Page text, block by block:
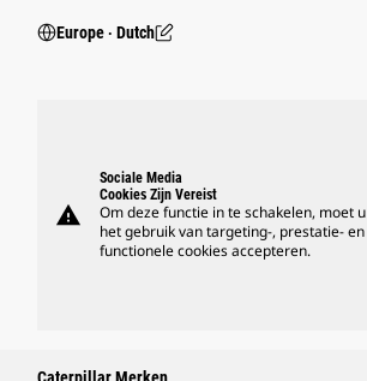
Europe ‧ Dutch
warning
Sociale Media
Cookies Zijn Vereist
Om deze functie in te schakelen, moet u
het gebruik van targeting-, prestatie- en
functionele cookies accepteren.